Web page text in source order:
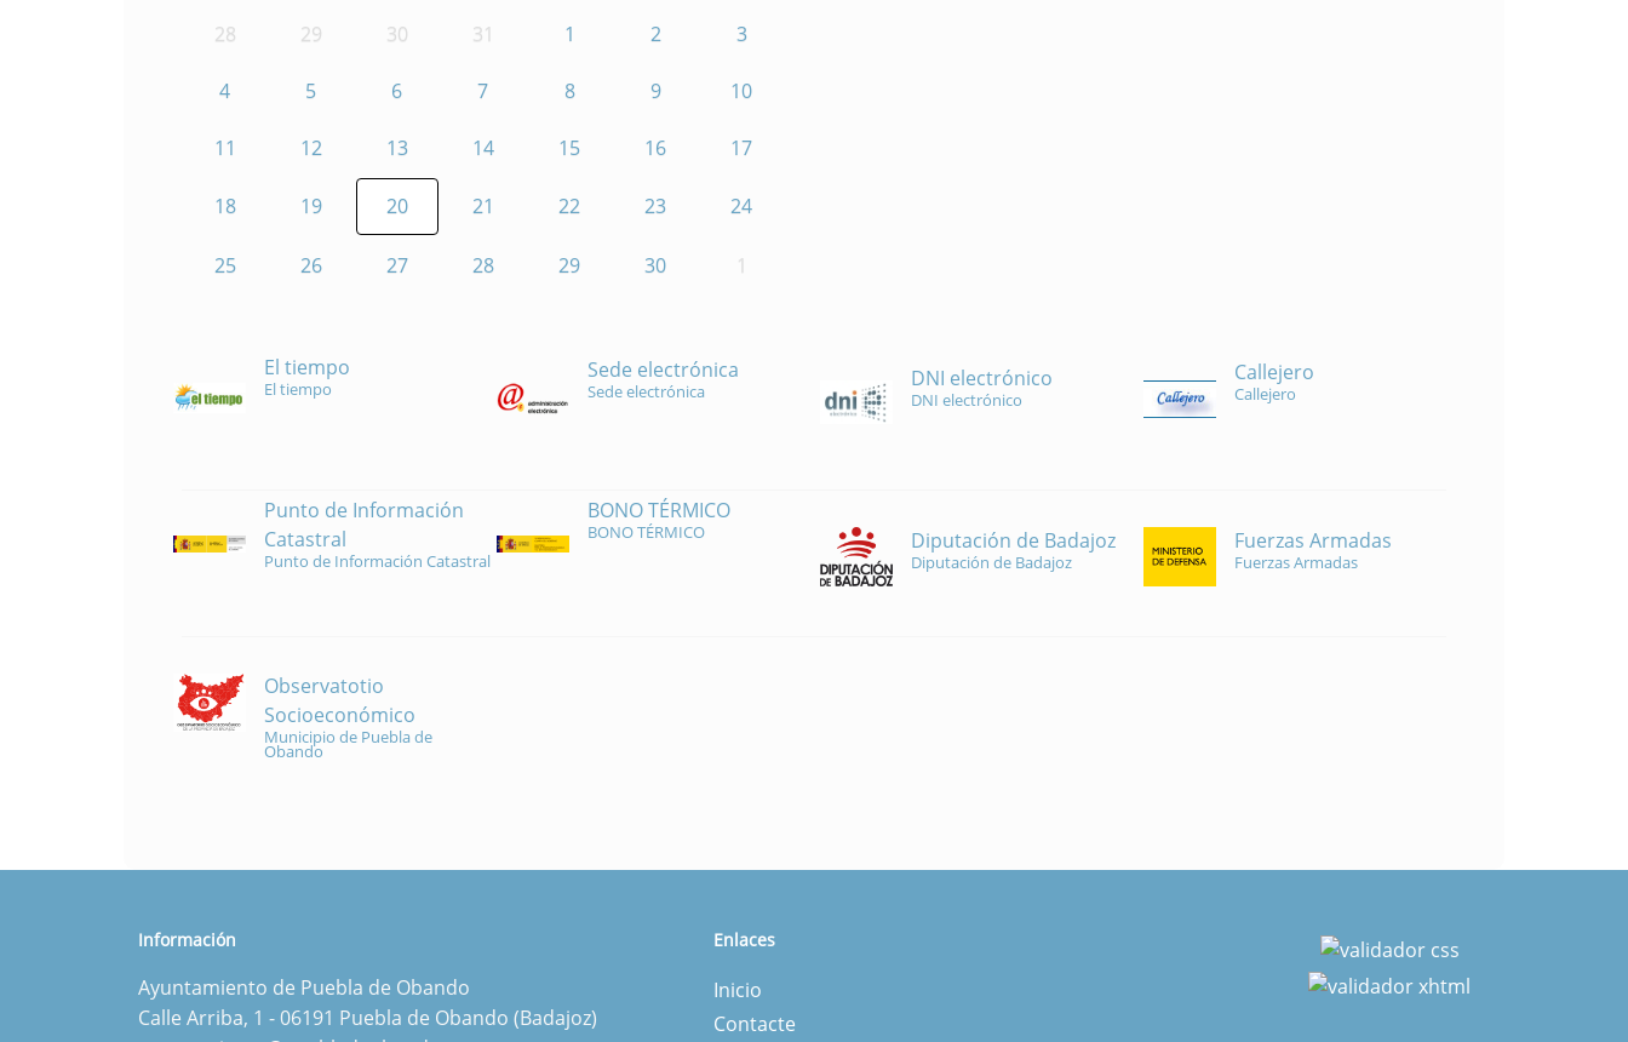
28 29 30 31 1 2 3
4 5 6 7 8 9 10
11 12 13 14 15 16 17
18 19 20 21 22 23 24
25 26 27 28 29 30 1
El tiempo
El tiempo
Sede electrónica
Sede electrónica DNI electrónico
DNI electrónico
Callejero
Callejero
Punto de Información
Catastral
Punto de Información Catastral
BONO TÉRMICO
BONO TÉRMICO Diputación de Badajoz
Diputación de Badajoz
Fuerzas Armadas
Fuerzas Armadas
Observatotio
Socioeconómico
Municipio de Puebla de
Obando
Información
Ayuntamiento de Puebla de Obando
Calle Arriba, 1 - 06191 Puebla de Obando (Badajoz)
Enlaces
Inicio
Contacte